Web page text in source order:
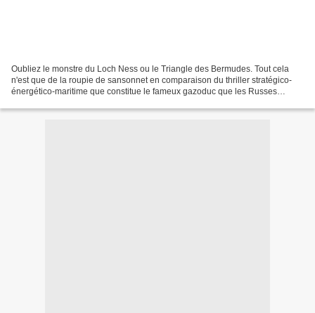
Oubliez le monstre du Loch Ness ou le Triangle des Bermudes. Tout cela
n'est que de la roupie de sansonnet en comparaison du thriller stratégico-
énergético-maritime que constitue le fameux gazoduc que les Russes